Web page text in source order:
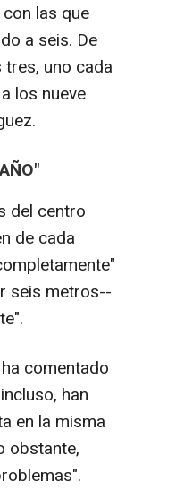
las que
a seis. De
uno cada
los nueve
del centro
de cada
seis metros--
comentado
han
en la misma
obstante,